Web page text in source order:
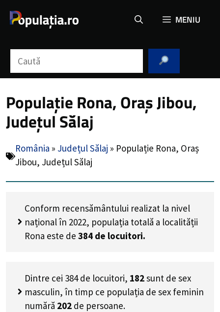
MENIU
Populație Rona, Oraș Jibou,
Județul Sălaj
România » Județul Sălaj » Populație Rona, Oraș
Jibou, Județul Sălaj
Conform recensământului realizat la nivel
național în 2022, populația totală a localității
Rona este de 384 de locuitori.
Dintre cei 384 de locuitori, 182sunt de sex
masculin, în timp ce populația de sex feminin
numără 202 de persoane.